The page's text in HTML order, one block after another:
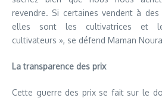
revendre. Si certaines vendent à des
elles sont les cultivatrices et
cultivateurs », se défend Maman
La transparence des prix
Cette guerre des prix se fait sur le